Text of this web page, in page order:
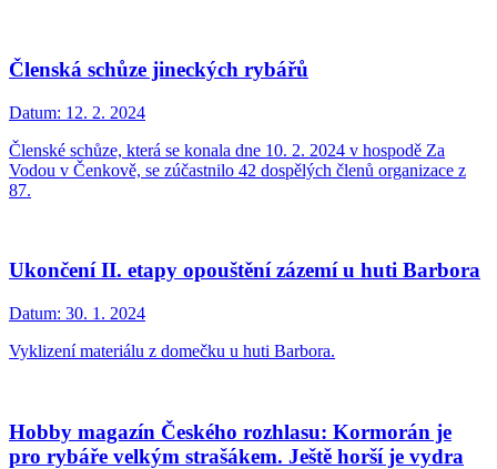
Členská schůze jineckých rybářů
Datum: 12. 2. 2024
Členské schůze, která se konala dne 10. 2. 2024 v hospodě Za
Vodou v Čenkově, se zúčastnilo 42 dospělých členů organizace z
87.
Ukončení II. etapy opouštění zázemí u huti Barbora
Datum: 30. 1. 2024
Vyklizení materiálu z domečku u huti Barbora.
Hobby magazín Českého rozhlasu: Kormorán je
pro rybáře velkým strašákem. Ještě horší je vydra